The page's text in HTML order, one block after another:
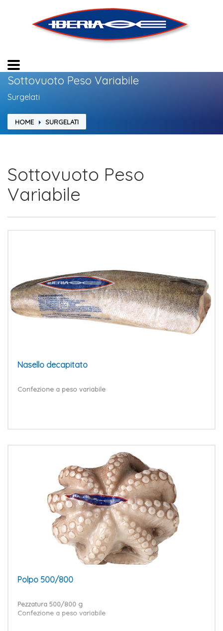
Sottovuoto Peso Variabile
Surgelati
HOME SURGELATI
Sottovuoto Peso
Variabile
Nasello decapitato
Confezione a peso variabile
Polpo 500/800
Pezzatura 500/800 g
Confezione a peso variabile